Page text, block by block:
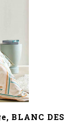
BLANC DES